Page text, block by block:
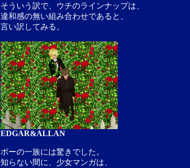
そういう訳で、ウチのラインナップは、
違和感の無い組み合わせであると、
言い訳してみる。
EDGAR&ALLAN
ポーの一族には驚きでした。
知らない間に、少女マンガは、